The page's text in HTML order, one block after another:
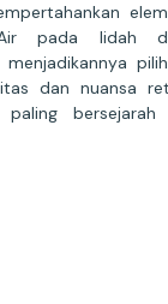
pada lidah
dan nuansa
bersejarah